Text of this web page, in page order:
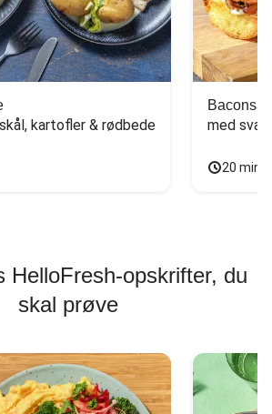
kartofler & rødbede med
20
HelloFresh-opskrifter, du
skal prøve